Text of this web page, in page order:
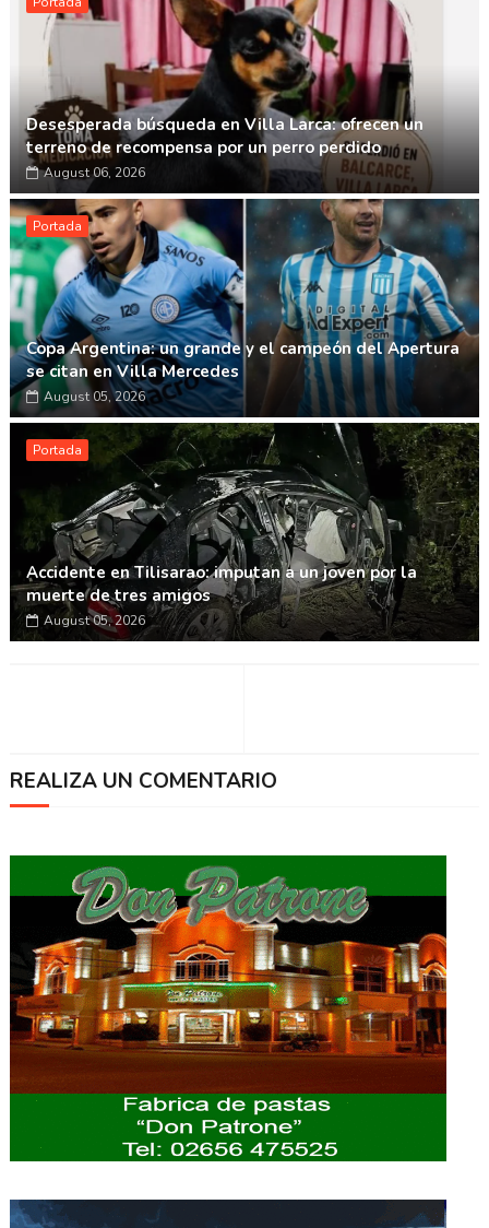
Desesperada búsqueda en Villa Larca: ofrecen un
terreno de recompensa por un perro perdido
August 06, 2026
Portada
Copa Argentina: un grande y el campeón del Apertura
se citan en Villa Mercedes
August 05, 2026
Portada
Accidente en Tilisarao: imputan a un joven por la
muerte de tres amigos
August 05, 2026
REALIZA UN COMENTARIO